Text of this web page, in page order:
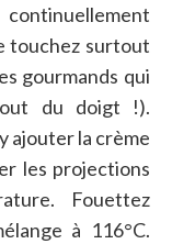
touchez surtout
gourmands qui
du doigt !).
ajouter la crème
les projections
Fouettez
à 116°C.